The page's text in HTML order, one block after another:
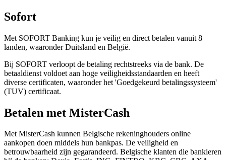
Sofort
Met SOFORT Banking kun je veilig en direct betalen vanuit 8
landen, waaronder Duitsland en België.
Bij SOFORT verloopt de betaling rechtstreeks via de bank. De
betaaldienst voldoet aan hoge veiligheidsstandaarden en heeft
diverse certificaten, waaronder het 'Goedgekeurd betalingssysteem'
(TUV) certificaat.
Betalen met MisterCash
Met MisterCash kunnen Belgische rekeninghouders online
aankopen doen middels hun bankpas. De veiligheid en
betrouwbaarheid zijn gegarandeerd. Belgische klanten die bankieren